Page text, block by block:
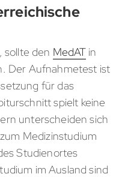
sollte den MedATin
Der Aufnahmetest ist
für das
spielt keine
unterscheiden sich
Medizinstudium
Studienortes
im Ausland sind